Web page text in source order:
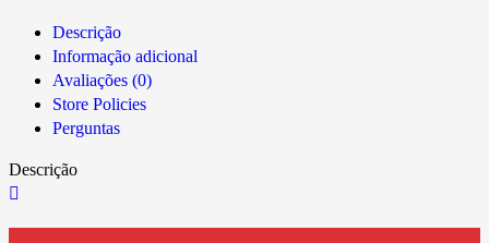
Descrição
Informação adicional
Avaliações (0)
Store Policies
Perguntas
Descrição